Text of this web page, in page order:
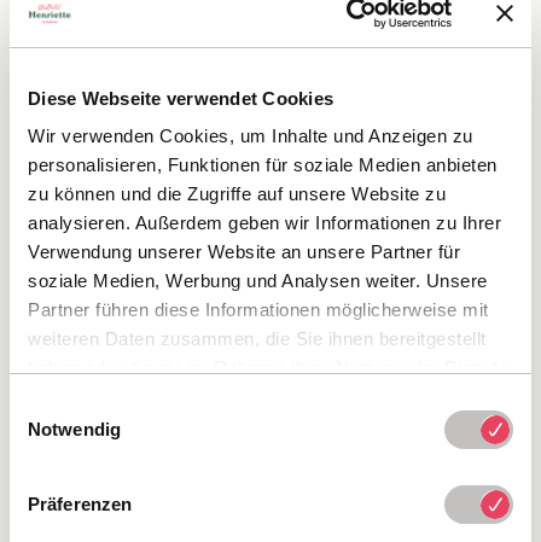
Diese Webseite verwendet Cookies
Wir verwenden Cookies, um Inhalte und Anzeigen zu
personalisieren, Funktionen für soziale Medien anbieten
zu können und die Zugriffe auf unsere Website zu
analysieren. Außerdem geben wir Informationen zu Ihrer
Verwendung unserer Website an unsere Partner für
soziale Medien, Werbung und Analysen weiter. Unsere
Partner führen diese Informationen möglicherweise mit
weiteren Daten zusammen, die Sie ihnen bereitgestellt
Notwendig
Präferenzen
BETTWÄSCHE & TEXTILIEN
ausschließlich Naturmaterialien in Bio-Qualität
mikroplastikfrei
BIO-FRÜHSTÜCK
92 % Bio-Anteil, 90 % Regionalanteil; unabhängig
zertifiziert
GEMEINWOHL-ÖKONOMIE
1. Wiener Hotel mit Gemeinwohl-Bilanz und
vorhanden (AT/051/029)